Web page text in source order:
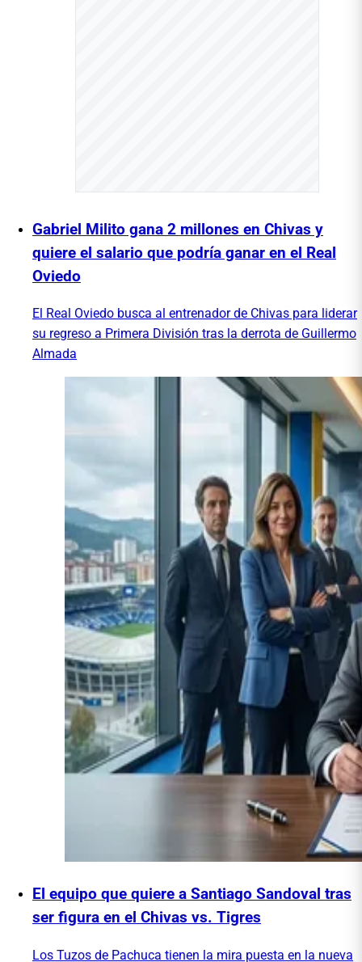
Gabriel Milito gana 2 millones en Chivas y
quiere el salario que podría ganar en el Real
Oviedo
El Real Oviedo busca al entrenador de Chivas para liderar
su regreso a Primera División tras la derrota de Guillermo
Almada
El equipo que quiere a Santiago Sandoval tras
ser figura en el Chivas vs. Tigres
Los Tuzos de Pachuca tienen la mira puesta en la nueva